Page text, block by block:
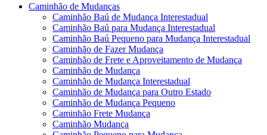
Caminhão de Mudanças
Caminhão Baú de Mudança Interestadual
Caminhão Baú para Mudança Interestadual
Caminhão Baú Pequeno para Mudança Interestadual
Caminhão de Fazer Mudança
Caminhão de Frete e Aproveitamento de Mudança
Caminhão de Mudança
Caminhão de Mudança Interestadual
Caminhão de Mudança para Outro Estado
Caminhão de Mudança Pequeno
Caminhão Frete Mudança
Caminhão Mudança